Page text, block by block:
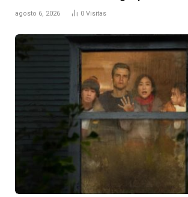
agosto 6, 2026 0 Visitas